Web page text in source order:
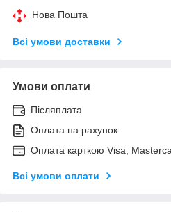
Нова Пошта
Всі умови доставки
Умови оплати
Післяплата
Оплата на рахунок
Оплата карткою Visa,
Всі умови оплати